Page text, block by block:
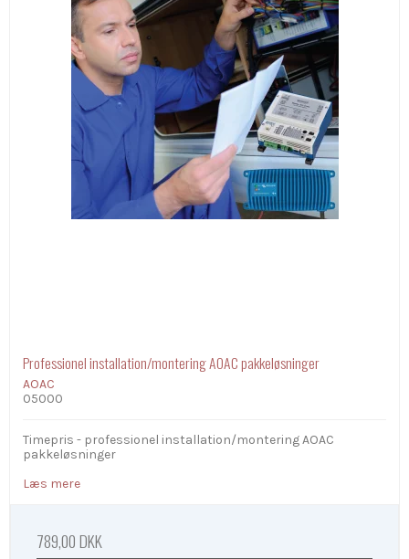
Professionel installation/montering AOAC pakkeløsninger
AOAC
05000
Timepris - professionel installation/montering AOAC
pakkeløsninger
Læs mere
789,00 DKK